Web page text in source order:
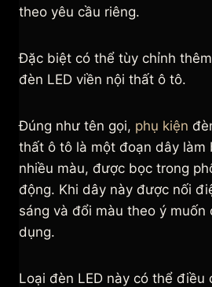
theo yêu cầu riêng.
Đặc biệt có thể tùy chỉnh
đèn LED viền nội thất ô tô.
Đúng như tên gọi, phụ kiện
thất ô tô là một đoạn dây làm
nhiều màu, được bọc trong
động. Khi dây này được nối
sáng và đổi màu theo ý muốn
dụng.
Loại đèn LED này có thể điều